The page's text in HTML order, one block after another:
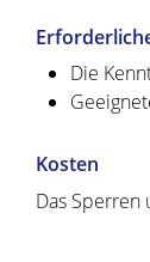
Die
Kosten
Das